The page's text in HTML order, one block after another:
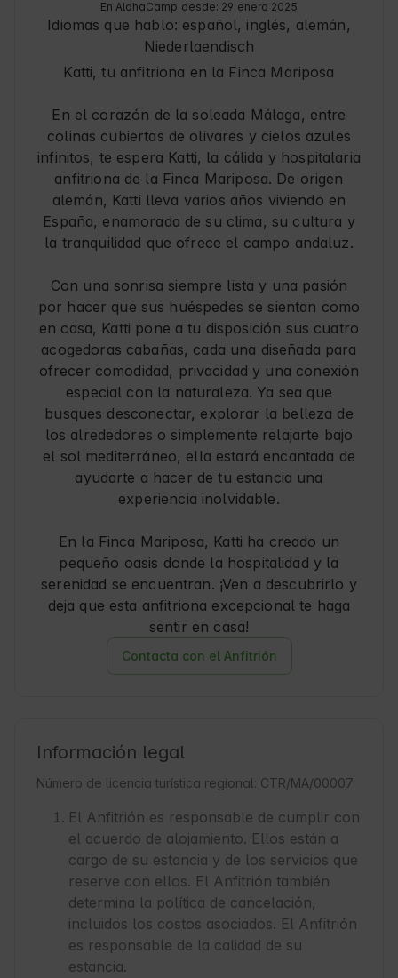
buscan una escapada rejuvenecedora en plena
naturaleza, ya sea solo, en pareja, en familia o
con tu mascota como fue nuestro caso. Nuestra
perrita fue la que más disfrutó sin ninguna duda.
En AlohaCamp desde: 29 enero 2025
Idiomas que hablo: español, inglés, alemán ,
Niederlaendisch
Katti, tu anfitriona en la Finca Mariposa
En el corazón de la soleada Málaga, entre
colinas cubiertas de olivares y cielos azules
infinitos, te espera Katti, la cálida y hospitalaria
anfitriona de la Finca Mariposa. De origen
alemán, Katti lleva varios años viviendo en
España, enamorada de su clima, su cultura y
la tranquilidad que ofrece el campo andaluz.
Con una sonrisa siempre lista y una pasión
por hacer que sus huéspedes se sientan como
en casa, Katti pone a tu disposición sus cuatro
acogedoras cabañas, cada una diseñada para
ofrecer comodidad, privacidad y una conexión
especial con la naturaleza. Ya sea que
busques desconectar, explorar la belleza de
los alrededores o simplemente relajarte bajo
el sol mediterráneo, ella estará encantada de
ayudarte a hacer de tu estancia una
experiencia inolvidable.
En la Finca Mariposa, Katti ha creado un
pequeño oasis donde la hospitalidad y la
serenidad se encuentran. ¡Ven a descubrirlo y
deja que esta anfitriona excepcional te haga
sentir en casa!
Contacta con el Anfitrión
Información legal
Número de licencia turística regional: CTR/MA/00007
El Anfitrión es responsable de cumplir con
el acuerdo de alojamiento. Ellos están a
cargo de su estancia y de los servicios que
reserve con ellos. El Anfitrión también
determina la política de cancelación,
incluidos los costos asociados. El Anfitrión
es responsable de la calidad de su
estancia.